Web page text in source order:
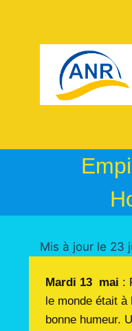
Mis à jour le 23
Mardi 13 mai :
le monde était à
bonne humeur.